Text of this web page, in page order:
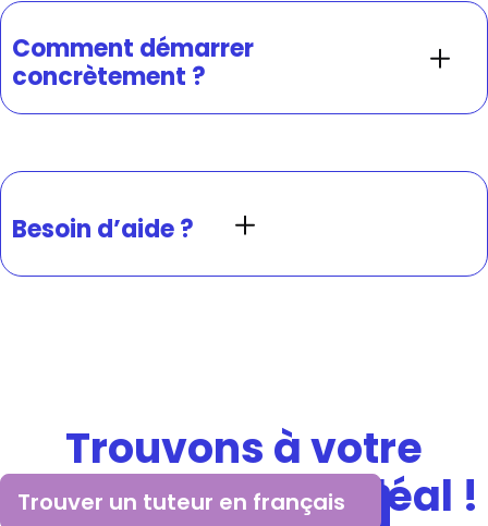
Comment démarrer
concrètement ?
Besoin d’aide ?
Trouvons à votre
enfant le tuteur idéal !
Trouver un tuteur en français